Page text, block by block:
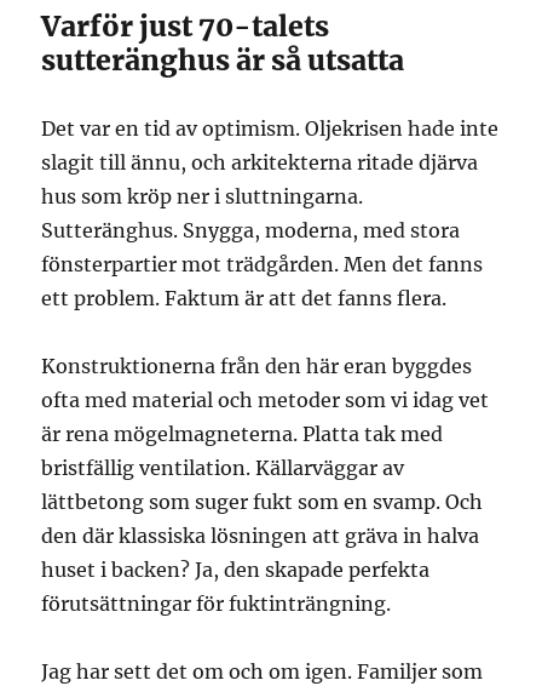
Varför just 70-talets
sutteränghus är så utsatta
Det var en tid av optimism. Oljekrisen hade inte
slagit till ännu, och arkitekterna ritade djärva
hus som kröp ner i sluttningarna.
Sutteränghus. Snygga, moderna, med stora
fönsterpartier mot trädgården. Men det fanns
ett problem. Faktum är att det fanns flera.
Konstruktionerna från den här eran byggdes
ofta med material och metoder som vi idag vet
är rena mögelmagneterna. Platta tak med
bristfällig ventilation. Källarväggar av
lättbetong som suger fukt som en svamp. Och
den där klassiska lösningen att gräva in halva
huset i backen? Ja, den skapade perfekta
förutsättningar för fuktinträngning.
Jag har sett det om och om igen. Familjer som